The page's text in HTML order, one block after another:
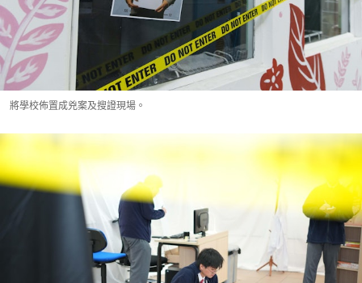
將學校佈置成兇案及搜證現場。